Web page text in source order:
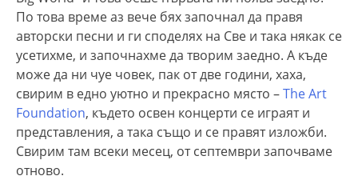
По това време аз вече бях започнал да правя
авторски песни и ги споделях на Све и така някак се
усетихме, и започнахме да творим заедно. А къде
може да ни чуе човек, пак от две години, хаха,
свирим в едно уютно и прекрасно място –The Art
Foundation, където освен концерти се играят и
представления, а така също и се правят изложби.
Свирим там всеки месец, от септември започваме
отново.